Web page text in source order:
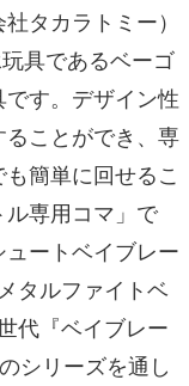
タカラトミー）
具であるベーゴ
す。デザイン性
ことができ、専
簡単に回せるこ
専用コマ」で
ートベイブレー
タルファイトベ
代『ベイブレー
シリーズを通し